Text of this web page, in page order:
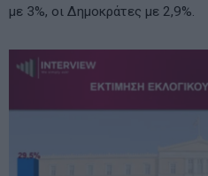
με 3%, οι Δημοκράτες με 2,9%.